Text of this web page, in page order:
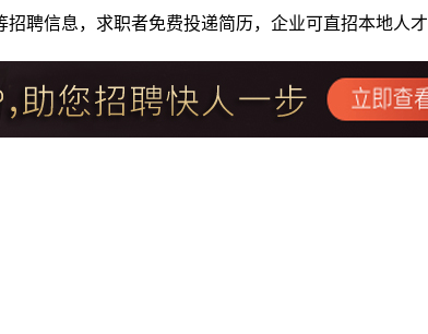
聘信息，求职者免费投递简历，企业可直招本地人